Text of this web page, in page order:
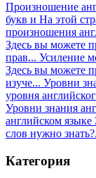
Произношение
букв и На этой
произношения
Здесь вы можете
прав... Усиление
Здесь вы можете
изуче... Уровни
уровня
Уровни знания
английском языке
слов нужно
Категория